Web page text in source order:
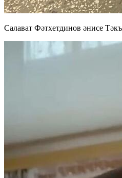
Салават Фәтхетдинов әнисе